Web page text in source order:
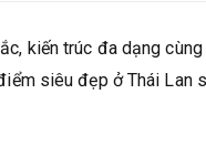
kiến trúc đa dạng cùng
siêu đẹp ở Thái Lan